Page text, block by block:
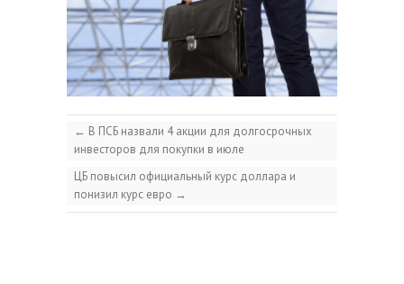
← В ПСБ назвали 4 акции для долгосрочных
инвесторов для покупки в июле
ЦБ повысил официальный курс доллара и
понизил курс евро →